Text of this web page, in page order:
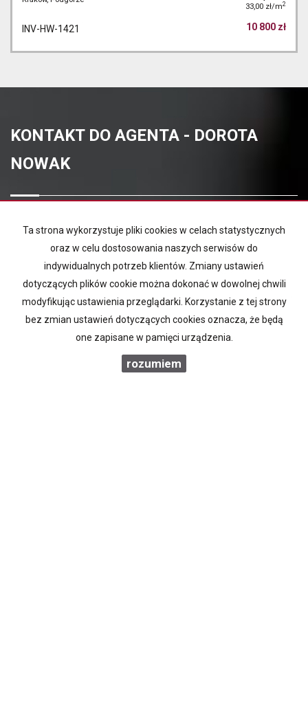
33,00 zł/m2
INV-HW-1421 10 800 zł
KONTAKT DO AGENTA - DOROTA
NOWAK
Ta strona wykorzystuje pliki cookies w celach statystycznych
oraz w celu dostosowania naszych serwisów do
indywidualnych potrzeb klientów. Zmiany ustawień
dotyczących plików cookie można dokonać w dowolnej chwili
modyfikując ustawienia przeglądarki. Korzystanie z tej strony
bez zmian ustawień dotyczących cookies oznacza, że będą
one zapisane w pamięci urządzenia.
rozumiem